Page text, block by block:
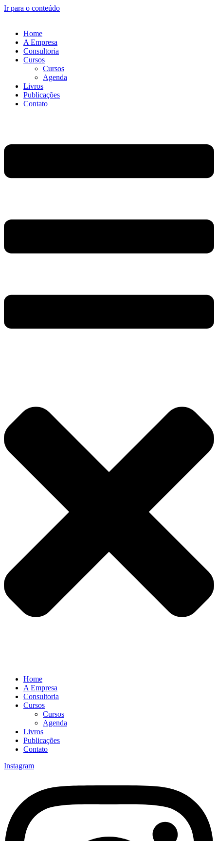
Ir para o conteúdo
Home
A Empresa
Consultoria
Cursos
Cursos
Agenda
Livros
Publicações
Contato
Home
A Empresa
Consultoria
Cursos
Cursos
Agenda
Livros
Publicações
Contato
Instagram